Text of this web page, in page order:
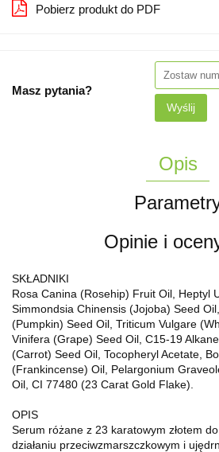
Pobierz produkt do PDF
Masz pytania?
Wyślij
Opis
Opinie i
SKŁADNIKI
Rosa Canina (Rosehip) Fruit Oil, Heptyl
Simmondsia Chinensis (Jojoba) Seed
(Pumpkin) Seed Oil, Triticum Vulgare
Vinifera (Grape) Seed Oil, C15-19
(Carrot) Seed Oil, Tocopheryl Acetate,
(Frankincense) Oil, Pelargonium
Oil, CI 77480 (23 Carat Gold Flake).
OPIS
Serum różane z 23 karatowym złotem
działaniu przeciwzmarszczkowym i